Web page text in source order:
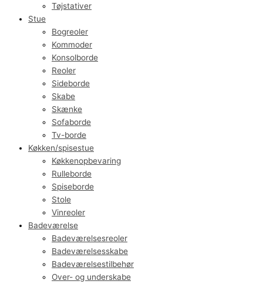
Tøjstativer
Stue
Bogreoler
Kommoder
Konsolborde
Reoler
Sideborde
Skabe
Skænke
Sofaborde
Tv-borde
Køkken/spisestue
Køkkenopbevaring
Rulleborde
Spiseborde
Stole
Vinreoler
Badeværelse
Badeværelsesreoler
Badeværelsesskabe
Badeværelsestilbehør
Over- og underskabe